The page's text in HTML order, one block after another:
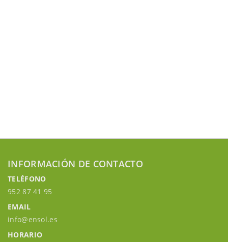
INFORMACIÓN DE CONTACTO
TELÉFONO
952 87 41 95
EMAIL
info@ensol.es
HORARIO